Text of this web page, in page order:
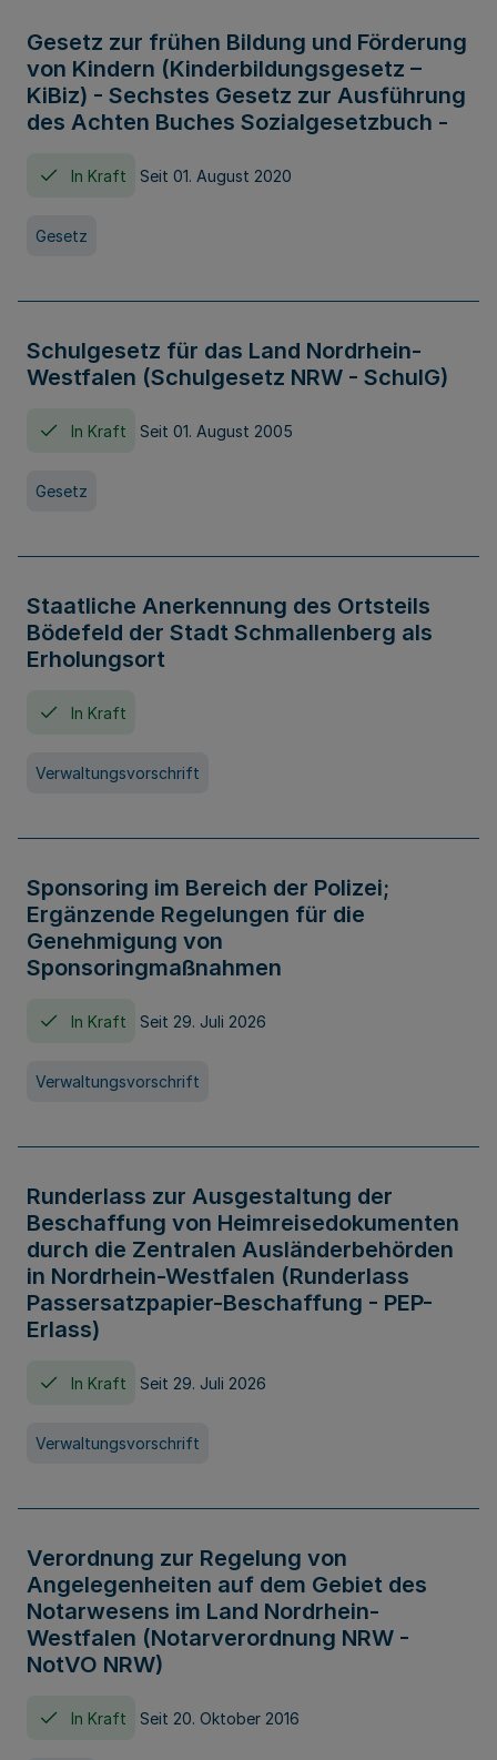
Gesetz zur frühen Bildung und Förderung
von Kindern (Kinderbildungsgesetz –
KiBiz) - Sechstes Gesetz zur Ausführung
des Achten Buches Sozialgesetzbuch -
In Kraft Seit 01. August 2020
Gesetz
Schulgesetz für das Land Nordrhein-
Westfalen (Schulgesetz NRW - SchulG)
In Kraft Seit 01. August 2005
Gesetz
Staatliche Anerkennung des Ortsteils
Bödefeld der Stadt Schmallenberg als
Erholungsort
In Kraft
Verwaltungsvorschrift
Sponsoring im Bereich der Polizei;
Ergänzende Regelungen für die
Genehmigung von
Sponsoringmaßnahmen
In Kraft Seit 29. Juli 2026
Verwaltungsvorschrift
Runderlass zur Ausgestaltung der
Beschaffung von Heimreisedokumenten
durch die Zentralen Ausländerbehörden
in Nordrhein-Westfalen (Runderlass
Passersatzpapier-Beschaffung - PEP-
Erlass)
In Kraft Seit 29. Juli 2026
Verwaltungsvorschrift
Verordnung zur Regelung von
Angelegenheiten auf dem Gebiet des
Notarwesens im Land Nordrhein-
Westfalen (Notarverordnung NRW -
NotVO NRW)
In Kraft Seit 20. Oktober 2016